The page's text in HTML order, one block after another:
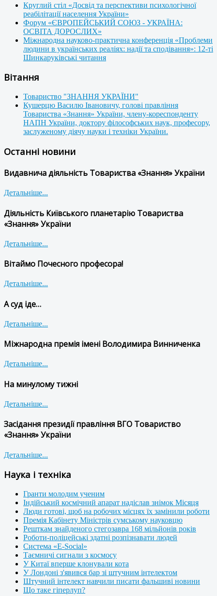
Круглий стіл «Досвід та перспективи психологічної
реабілітації населення України»
Форум «ЄВРОПЕЙСЬКИЙ СОЮЗ - УКРАЇНА:
ОСВІТА ДОРОСЛИХ»
Міжнародна науково-практична конференція «Проблеми
людини в українських реаліях: надії та сподівання»: 12-ті
Шинкаруківські читання
Вітання
Товариство "ЗНАННЯ УКРАЇНИ"
Кушерцю Василю Івановичу, голові правління
Товариства «Знання» України, члену-кореспонденту
НАПН України, доктору філософських наук, професору,
заслуженому діячу науки і техніки України.
Останні новини
Видавнича діяльність Товариства «Знання» України
Детальніше...
Діяльність Київського планетарію Товариства
«Знання» України
Детальніше...
Вітаймо Почесного професора!
Детальніше...
А суд іде…
Детальніше...
Міжнародна премія імені Володимира Винниченка
Детальніше...
На минулому тижні
Детальніше...
Засідання президії правління ВГО Товариство
«Знання» України
Детальніше...
Наука і техніка
Гранти молодим ученим
Індійський космічний апарат надіслав знімок Місяця
Люди готові, щоб на робочих місцях їх замінили роботи
Премія Кабінету Міністрів сумському науковцю
Решткам знайденого стегозавра 168 мільйонів років
Роботи-поліцейські здатні розпізнавати людей
Система «E-Social»
Таємничі сигнали з космосу
У Китаї вперше клонували кота
У Лондоні з'явився бар зі штучним інтелектом
Штучний інтелект навчили писати фальшиві новини
Що таке гіперлуп?